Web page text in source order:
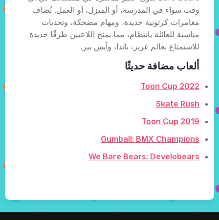
وقت سواء في المدرسة، أو المنزل، أو العمل. تُضاف
مغامرات كرتونية جديدة، ومهام مضحكة، وتحديات
مناسبة للعائلة بانتظام، مما يمنح اللاعبين طرقًا جديدة
للاستمتاع بعالم غريز، باندا، وآيس بير.
ألعاب مضافة حديثًا
Toon Cup 2022
Skate Rush
Toon Cup 2019
Gumball: BMX Champions
We Bare Bears: Develobears